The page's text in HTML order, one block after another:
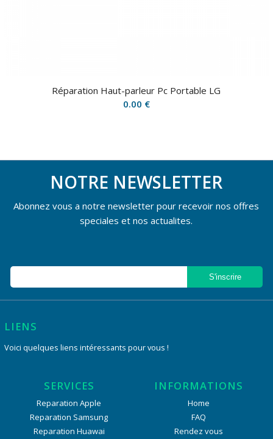
Réparation Haut-parleur Pc Portable LG
0.00 €
NOTRE NEWSLETTER
Abonnez vous a notre newsletter pour recevoir nos offres
speciales et nos actualites.
LIENS
Voici quelques liens intéressants pour vous !
SERVICES
Reparation Apple
Reparation Samsung
Reparation Huawai
INFORMATIONS
Home
FAQ
Rendez vous